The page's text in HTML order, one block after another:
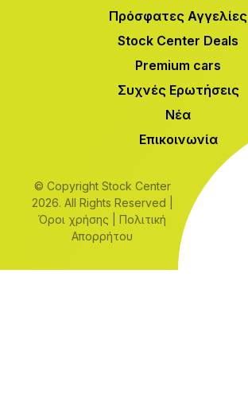
Πρόσφατες Αγγελίες
Stock Center Deals
Premium cars
Συχνές Ερωτήσεις
Νέα
Επικοινωνία
© Copyright Stock Center
2026. All Rights Reserved |
Όροι χρήσης |Πολιτική
Απορρήτου